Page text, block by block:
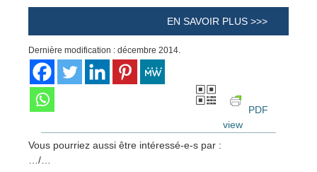
EN SAVOIR PLUS >>>
Dernière modification : décembre 2014.
PDF
view
Vous pourriez aussi être intéressé-e-s par :
…/…